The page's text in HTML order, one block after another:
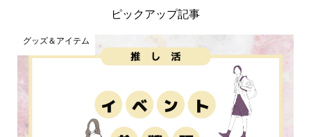
ピックアップ記事
グッズ＆アイテム